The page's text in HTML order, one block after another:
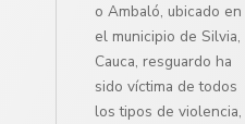
o Ambaló, ubicado en
el municipio de Silvia,
Cauca, resguardo ha
sido víctima de todos
los tipos de violencia,